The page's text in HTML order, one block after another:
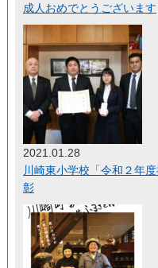
成人おめでとうございます
2021.01.28
川崎東小学校「令和２年
彰